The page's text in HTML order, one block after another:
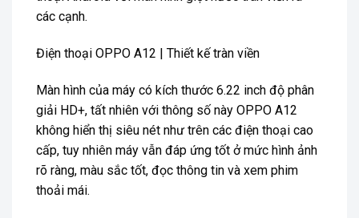
các cạnh.
Điện thoại OPPO A12 | Thiết kế tràn viền
Màn hình của máy có kích thước 6.22 inch độ phân
giải HD+, tất nhiên với thông số này OPPO A12
không hiển thị siêu nét như trên các điện thoại cao
cấp, tuy nhiên máy vẫn đáp ứng tốt ở mức hình ảnh
rõ ràng, màu sắc tốt, đọc thông tin và xem phim
thoải mái.